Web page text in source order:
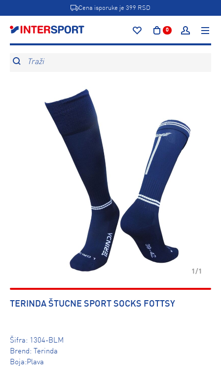
Cena isporuke je 399 RSD
0
Traži
1/1
TERINDA ŠTUCNE SPORT SOCKS FOTTSY
Šifra: 1304-BLM
Brend: Terinda
Boja:Plava